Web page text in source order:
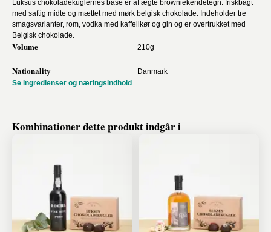
Luksus chokoladekuglernes base er af ægte browniekendetegn: friskbagt
med saftig midte og mættet med mørk belgisk chokolade. Indeholder tre
smagsvarianter, rom, vodka med kaffelikør og gin og er overtrukket med
Belgisk chokolade.
Volume 210g
Nationality
Danmark
Se ingredienser og næringsindhold
Kombinationer dette produkt indgår i